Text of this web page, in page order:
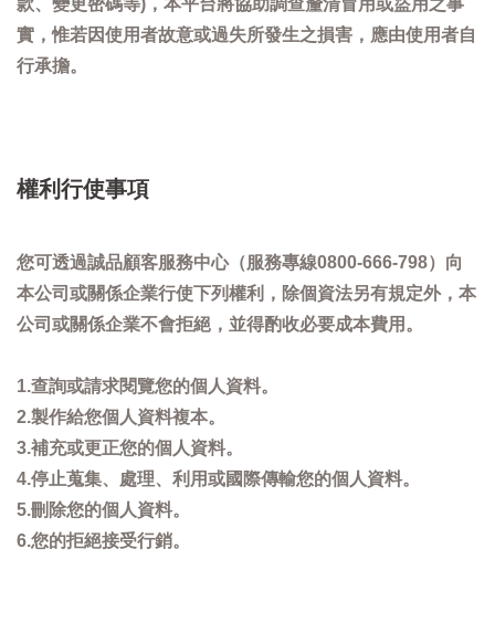
款、變更密碼等)，本平台將協助調查釐清冒用或盜用之事
實，惟若因使用者故意或過失所發生之損害，應由使用者自
行承擔。
權利行使事項
您可透過誠品顧客服務中心（服務專線0800-666-798）向
本公司或關係企業行使下列權利，除個資法另有規定外，本
公司或關係企業不會拒絕，並得酌收必要成本費用。
1.查詢或請求閱覽您的個人資料。
2.製作給您個人資料複本。
3.補充或更正您的個人資料。
4.停止蒐集、處理、利用或國際傳輸您的個人資料。
5.刪除您的個人資料。
6.您的拒絕接受行銷。